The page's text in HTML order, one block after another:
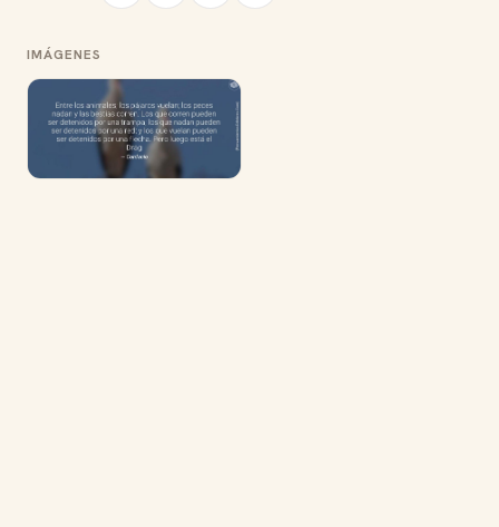
IMÁGENES